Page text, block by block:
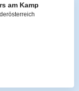
am Kamp